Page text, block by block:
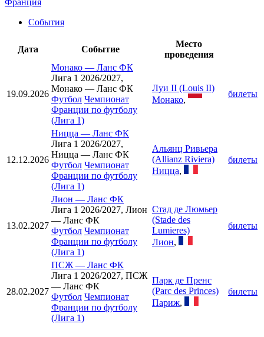
События
Дата Событие
Место
проведения
19.09.2026
Монако — Ланс ФК
Лига 1 2026/2027,
Монако — Ланс ФК
Футбол Чемпионат
Франции по футболу
(Лига 1)
Луи II (Louis II)
Монако,
билеты
12.12.2026
Ницца — Ланс ФК
Лига 1 2026/2027,
Ницца — Ланс ФК
Футбол Чемпионат
Франции по футболу
(Лига 1)
Альянц Ривьера
(Allianz Riviera)
Ницца,
билеты
13.02.2027
Лион — Ланс ФК
Лига 1 2026/2027, Лион
— Ланс ФК
Футбол Чемпионат
Франции по футболу
(Лига 1)
Стад де Люмьер
(Stade des
Lumieres)
Лион,
билеты
28.02.2027
ПСЖ — Ланс ФК
Лига 1 2026/2027, ПСЖ
— Ланс ФК
Футбол Чемпионат
Франции по футболу
(Лига 1)
Парк де Пренс
(Parc des Princes)
Париж,
билеты